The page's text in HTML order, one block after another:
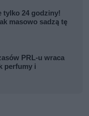
tylko 24 godziny!
masowo sadzą tę
PRL-u wraca
perfumy i